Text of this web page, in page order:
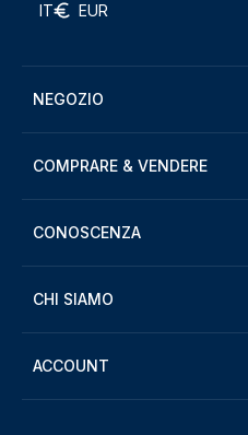
IT EUR
NEGOZIO
COMPRARE & VENDERE
CONOSCENZA
CHI SIAMO
ACCOUNT